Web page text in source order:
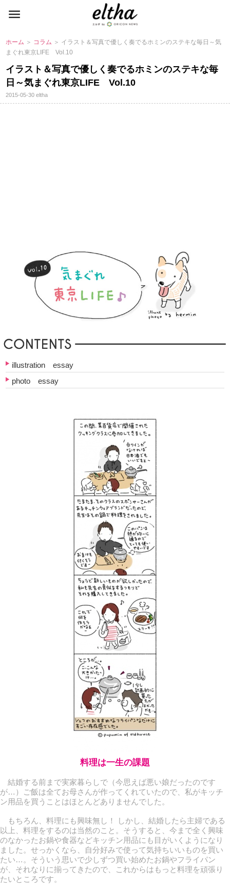
ホーム ＞ コラム ＞ イラスト＆写真で優しく奏でるホミンのステキな毎日～気
まぐれ東京LIFE Vol.10
イラスト＆写真で優しく奏でるホミンのステキな毎
日～気まぐれ東京LIFE Vol.10
2015-05-30eltha
illustration essay
photo essay
料理は一生の課題
結婚する前まで実家暮らしで（今思えば悪い娘だったのです
が…）ご飯は全てお母さんが作ってくれていたので、私がキッチ
ン用品を買うことはほとんどありませんでした。
もちろん、料理にも興味無し！ しかし、結婚したら主婦である
以上、料理をするのは当然のこと。そうすると、今まで全く興味
のなかったお鍋や食器などキッチン用品にも目がいくようになり
ました。せっかくなら、自分好みで使って気持ちいいものを買い
たい…。そういう思いで少しずつ買い始めたお鍋やフライパン
が、それなりに揃ってきたので、これからはもっと料理を頑張り
たいところです。